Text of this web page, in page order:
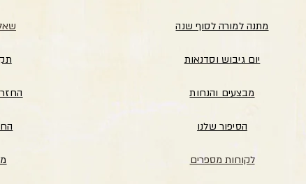
מתנה למורה לסוף שנה
יום גיבוש וסדנאות
מבצעים והנחות
הסיפור שלנו
לקוחות מספרים